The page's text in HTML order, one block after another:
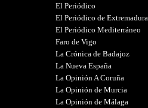
El Periódico
El Periódico de Extremadura
El Periódico Mediterráneo
Faro de Vigo
La Crónica de Badajoz
La Nueva España
La Opinión A Coruña
La Opinión de Murcia
La Opinión de Málaga